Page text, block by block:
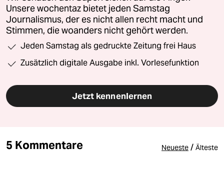
Unsere wochentaz bietet jeden Samstag
Journalismus, der es nicht allen recht macht und
Stimmen, die woanders nicht gehört werden.
Jeden Samstag als gedruckte Zeitung frei Haus
Zusätzlich digitale Ausgabe inkl. Vorlesefunktion
Jetzt kennenlernen
5 Kommentare Neueste / Älteste